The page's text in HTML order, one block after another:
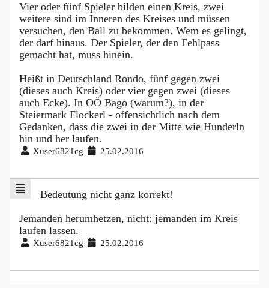
Vier oder fünf Spieler bilden einen Kreis, zwei
weitere sind im Inneren des Kreises und müssen
versuchen, den Ball zu bekommen. Wem es gelingt,
der darf hinaus. Der Spieler, der den Fehlpass
gemacht hat, muss hinein.
Heißt in Deutschland Rondo, fünf gegen zwei
(dieses auch Kreis) oder vier gegen zwei (dieses
auch Ecke). In OÖ Bago (warum?), in der
Steiermark Flockerl - offensichtlich nach dem
Gedanken, dass die zwei in der Mitte wie Hunderln
hin und her laufen.
Xuser6821cg 25.02.2016
Bedeutung nicht ganz korrekt!
Jemanden herumhetzen, nicht: jemanden im Kreis
laufen lassen.
Xuser6821cg 25.02.2016